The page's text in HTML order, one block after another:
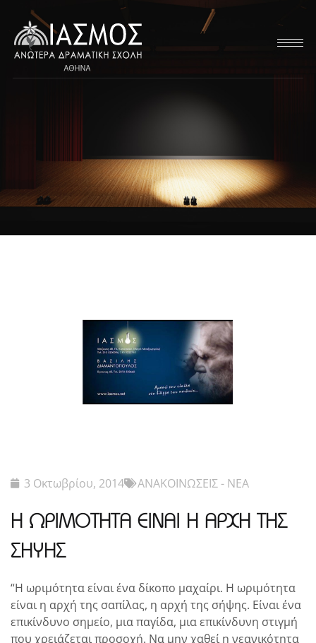
3 Οκτωβρίου, 2014 ΑΝΑΚΟΙΝΩΣΕΙΣ - ΝΕΑ
H ΩΡΙΜΟΤΗΤΑ ΕΙΝΑΙ Η ΑΡΧΗ ΤΗΣ
ΣΗΨΗΣ
“Η ωριμότητα είναι ένα δίκοπο μαχαίρι. Η ωριμότητα
είναι η αρχή της σαπίλας, η αρχή της σήψης. Είναι ένα
επικίνδυνο σημείο, μια παγίδα, μια επικίνδυνη στιγμή
που χρειάζεται προσοχή. Να μην χαθεί η νεανικότητα